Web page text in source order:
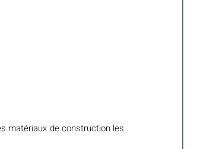
matériaux de construction les